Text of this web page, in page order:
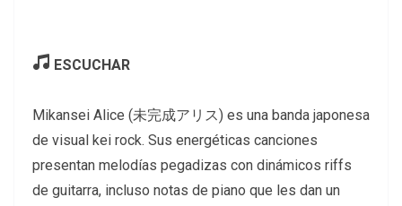
 ESCUCHAR
Mikansei Alice (未完成アリス) es una banda japonesa
de visual kei rock. Sus energéticas canciones
presentan melodías pegadizas con dinámicos riffs
de guitarra, incluso notas de piano que les dan un